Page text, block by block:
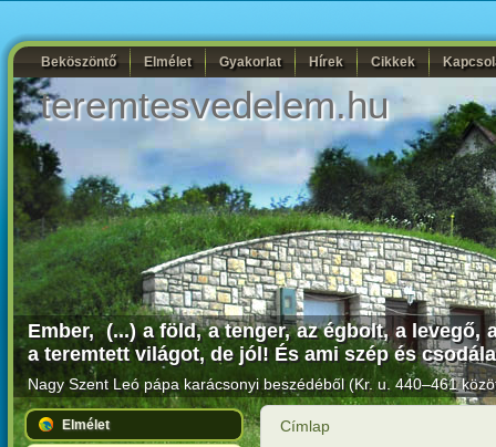
Beköszöntő Elmélet Gyakorlat Hírek Cikkek
teremtesvedelem.hu
Ember, (...) a föld, a tenger, az égbolt, a
a teremtett világot, de jól! És ami szép és
Nagy Szent Leó pápa karácsonyi beszédéből (Kr. u. 440–461
Elmélet Címlap